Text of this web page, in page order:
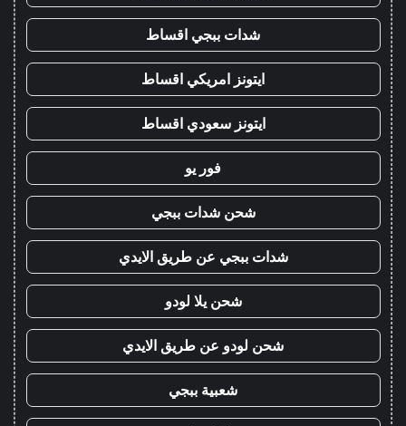
شدات ببجي اقساط
ايتونز امريكي اقساط
ايتونز سعودي اقساط
فور يو
شحن شدات ببجي
شدات ببجي عن طريق الايدي
شحن يلا لودو
شحن لودو عن طريق الايدي
شعبية ببجي